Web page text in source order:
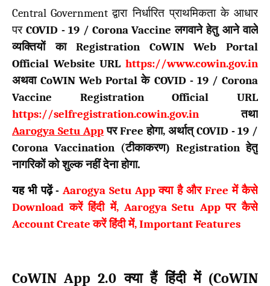
Central Governmentद्वारा निर्धारित प्राथमिकता के आधार
परCOVID - 19 / Corona Vaccineलगवाने हेतु आने वाले
व्यक्तियों काRegistration CoWIN Web Portal
Official Website URL https://www.cowin.gov.in
अथवाCoWIN Web Portalके COVID - 19 / Corona
Vaccine Registration Official URL
https://selfregistration.cowin.gov.in
तथा
Aarogya Setu App परFreeहोगा, अर्थात्COVID - 19 /
Corona Vaccination (टीकाकरण) Registrationहेतु
नागरिकों को शुल्क नहीं देना होगा.
यह भी पढ़ें- Aarogya Setu Appक्या है औरFreeमें कैसे
Downloadकरें हिंदी में, Aarogya Setu Appपर कैसे
Account Createकरें हिंदी में, Important Features
CoWIN App 2.0 क्या हैं हिंदी में (CoWIN